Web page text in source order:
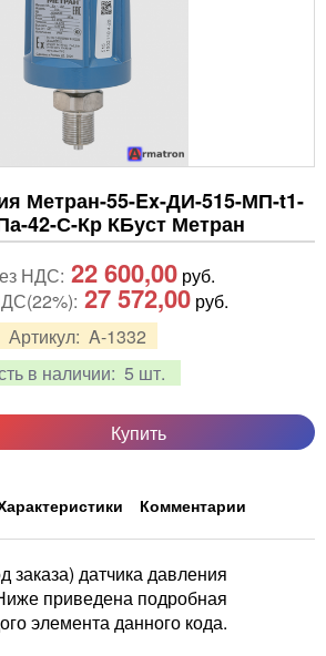
Метран-55-Ex-ДИ-515-МП-t1-
42-С-Кр КБуст Метран
Артикул: A-1332
в наличии: 5 шт.
НДС: 22 600,00руб.
27 572,00 руб.
Купить
Комментарии
заказа) датчика давления
приведена подробная
элемента данного кода.